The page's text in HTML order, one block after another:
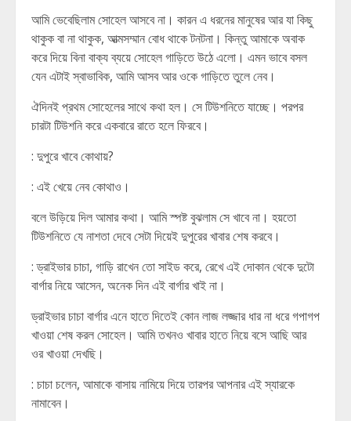
আমি ভেবেছিলাম সোহেল আসবে না। কারন এ ধরনের মানুষের আর যা কিছু
থাকুক বা না থাকুক, আত্মসম্মান বোধ থাকে টনটনা। কিন্তু আমাকে অবাক
করে দিয়ে বিনা বাক্য ব্যয়ে সোহেল গাড়িতে উঠে এলো। এমন ভাবে বসল
যেন এটাই স্বাভাবিক, আমি আসব আর ওকে গাড়িতে তুলে নেব।
ঐদিনই প্রথম সোহেলের সাথে কথা হল। সে টিউশনিতে যাচ্ছে। পরপর
চারটা টিউশনি করে একবারে রাতে হলে ফিরবে।
: দুপুরে খাবে কোথায়?
: এই খেয়ে নেব কোথাও।
বলে উড়িয়ে দিল আমার কথা। আমি স্পষ্ট বুঝলাম সে খাবে না। হয়তো
টিউশনিতে যে নাশতা দেবে সেটা দিয়েই দুপুরের খাবার শেষ করবে।
: ড্রাইভার চাচা, গাড়ি রাখেন তো সাইড করে, রেখে এই দোকান থেকে দুটো
বার্গার নিয়ে আসেন, অনেক দিন এই বার্গার খাই না।
ড্রাইভার চাচা বার্গার এনে হাতে দিতেই কোন লাজ লজ্জার ধার না ধরে গপাগপ
খাওয়া শেষ করল সোহেল। আমি তখনও খাবার হাতে নিয়ে বসে আছি আর
ওর খাওয়া দেখছি।
: চাচা চলেন, আমাকে বাসায় নামিয়ে দিয়ে তারপর আপনার এই স্যারকে
নামাবেন।